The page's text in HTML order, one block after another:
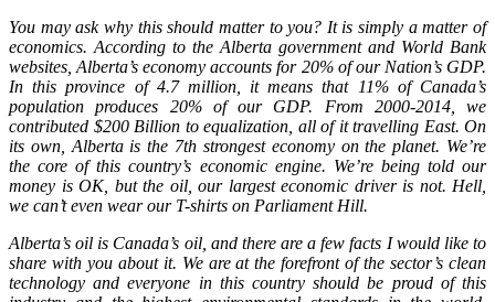
You may ask why this should matter to you? It is simply a matter of
economics. According to the Alberta government and World Bank
websites, Alberta’s economy accounts for 20% of our Nation’s GDP.
In this province of 4.7 million, it means that 11% of Canada’s
population produces 20% of our GDP. From 2000-2014, we
contributed $200 Billion to equalization, all of it travelling East. On
its own, Alberta is the 7th strongest economy on the planet. We’re
the core of this country’s economic engine. We’re being told our
money is OK, but the oil, our largest economic driver is not. Hell,
we can’t even wear our T-shirts on Parliament Hill.
Alberta’s oil is Canada’s oil, and there are a few facts I would like to
share with you about it. We are at the forefront of the sector’s clean
technology and everyone in this country should be proud of this